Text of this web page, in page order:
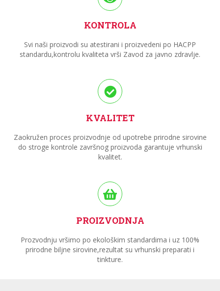
KONTROLA
Svi naši proizvodi su atestirani i proizvedeni po HACPP
standardu,kontrolu kvaliteta vrši Zavod za javno zdravlje.
KVALITET
Zaokružen proces proizvodnje od upotrebe prirodne sirovine
do stroge kontrole završnog proizvoda garantuje vrhunski
kvalitet.
PROIZVODNJA
Prozvodnju vršimo po ekološkim standardima i uz 100%
prirodne biljne sirovine,rezultat su vrhunski preparati i
tinkture.